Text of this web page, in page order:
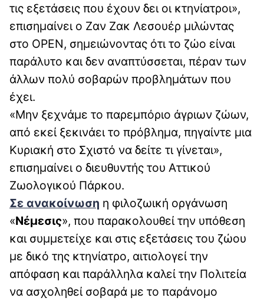
τις εξετάσεις που έχουν δει οι κτηνίατροι»,
επισημαίνει ο Ζαν Ζακ Λεσουέρ μιλώντας
στο OPEN, σημειώνοντας ότι το ζώο είναι
παράλυτο και δεν αναπτύσσεται, πέραν των
άλλων πολύ σοβαρών προβλημάτων που
έχει.
«Μην ξεχνάμε το παρεμπόριο άγριων ζώων,
από εκεί ξεκινάει το πρόβλημα, πηγαίντε μια
Κυριακή στο Σχιστό να δείτε τι γίνεται»,
επισημαίνει ο διευθυντής του Αττικού
Ζωολογικού Πάρκου.
Σε ανακοίνωση η φιλοζωική οργάνωση
«Νέμεσις», που παρακολουθεί την υπόθεση
και συμμετείχε και στις εξετάσεις του ζώου
με δικό της κτηνίατρο, αιτιολογεί την
απόφαση και παράλληλα καλεί την Πολιτεία
να ασχοληθεί σοβαρά με το παράνομο